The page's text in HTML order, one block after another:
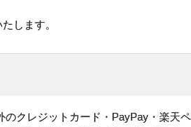
します。
クレジットカード・PayPay・楽天